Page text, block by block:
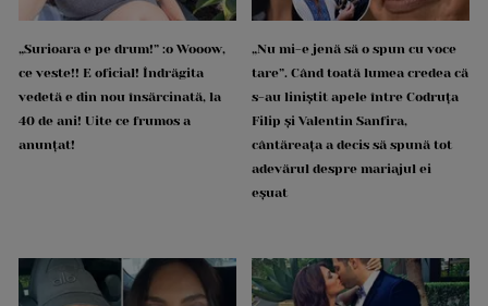
„Surioara e pe drum!” :o Wooow,
ce veste!! E oficial! Îndrăgita
vedetă e din nou însărcinată, la
40 de ani! Uite ce frumos a
anunțat!
„Nu mi-e jenă să o spun cu voce
tare”. Când toată lumea credea că
s-au liniștit apele între Codruța
Filip și Valentin Sanfira,
cântăreața a decis să spună tot
adevărul despre mariajul ei
eșuat